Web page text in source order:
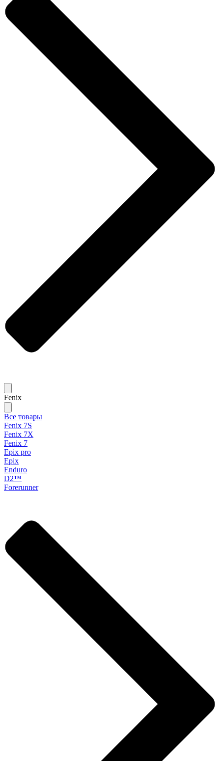
Fenix
Все товары
Fenix 7S
Fenix 7X
Fenix 7
Epix pro
Epix
Enduro
D2™
Forerunner